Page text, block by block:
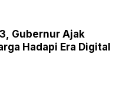
Gubernur Ajak
Hadapi Era Digital